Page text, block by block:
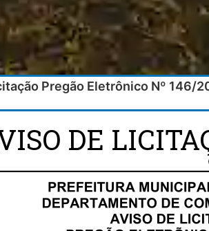
Pregão Eletrônico Nº 146/
DE